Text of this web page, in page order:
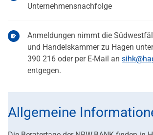
Unternehmensnachfolge
Anmeldungen nimmt die
und Handelskammer zu Hagen
390 216 oder per E-Mail an
entgegen.
Allgemeine